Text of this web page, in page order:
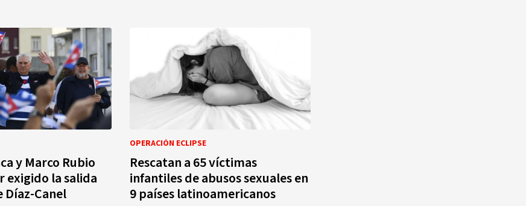
y Marco Rubio
exigido la salida
Canel
OPERACIÓN ECLIPSE
Rescatan a 65 víctimas
infantiles de abusos sexuales en
9 países latinoamericanos